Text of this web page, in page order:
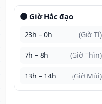
🌑 Giờ Hắc đạo
23h – 0h (Giờ Tí)
7h – 8h (Giờ Thìn)
13h – 14h (Giờ Mùi)